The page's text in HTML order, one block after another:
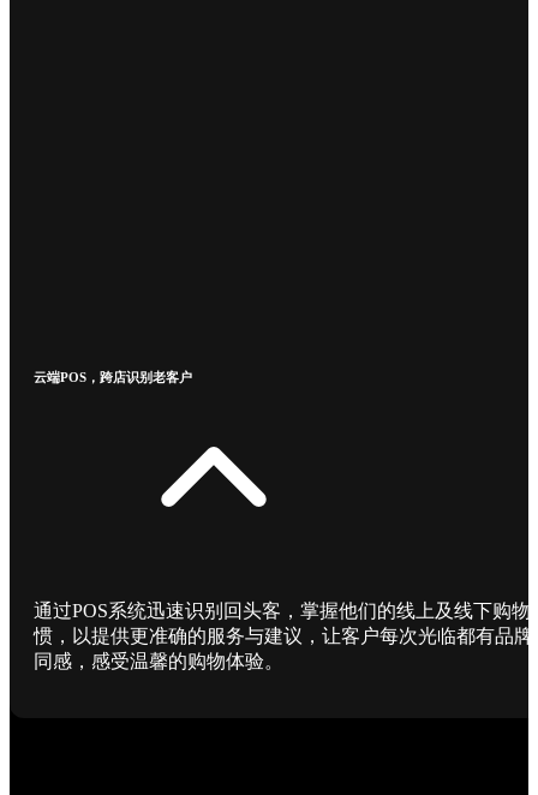
云端POS，跨店识别老客户
通过POS系统迅速识别回头客，掌握他们的线上及线下购物
惯，以提供更准确的服务与建议，让客户每次光临都有品牌
同感，感受温馨的购物体验。